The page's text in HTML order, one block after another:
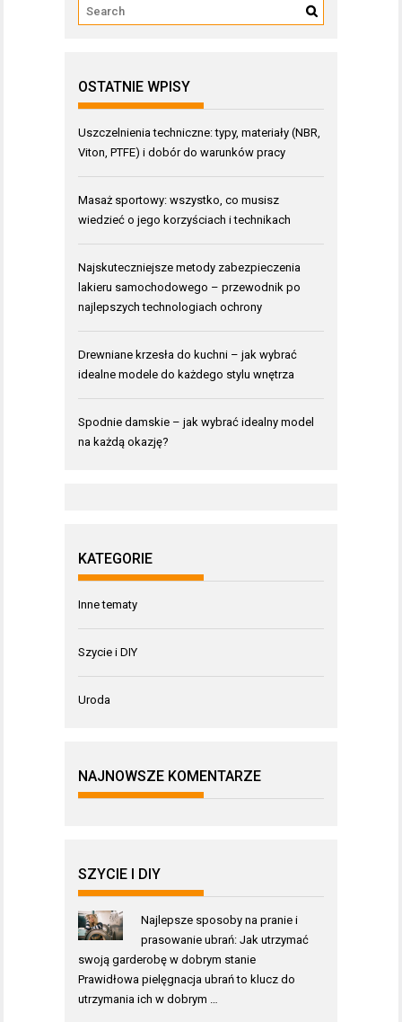
OSTATNIE WPISY
Uszczelnienia techniczne: typy, materiały (NBR,
Viton, PTFE) i dobór do warunków pracy
Masaż sportowy: wszystko, co musisz
wiedzieć o jego korzyściach i technikach
Najskuteczniejsze metody zabezpieczenia
lakieru samochodowego – przewodnik po
najlepszych technologiach ochrony
Drewniane krzesła do kuchni – jak wybrać
idealne modele do każdego stylu wnętrza
Spodnie damskie – jak wybrać idealny model
na każdą okazję?
KATEGORIE
Inne tematy
Szycie i DIY
Uroda
NAJNOWSZE KOMENTARZE
SZYCIE I DIY
Najlepsze sposoby na pranie i
prasowanie ubrań: Jak utrzymać
swoją garderobę w dobrym stanie
Prawidłowa pielęgnacja ubrań to klucz do
utrzymania ich w dobrym …